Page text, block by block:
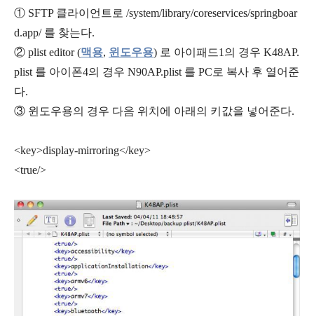
① SFTP 클라이언트로 /system/library/coreservices/springboar
d.app/ 를 찾는다.
② plist editor (맥용, 윈도우용) 로 아이패드1의 경우 K48AP.
plist 를 아이폰4의 경우 N90AP.plist 를 PC로 복사 후 열어준
다.
③ 윈도우용의 경우 다음 위치에 아래의 키값을 넣어준다.
<key>display-mirroring</key>
<true/>